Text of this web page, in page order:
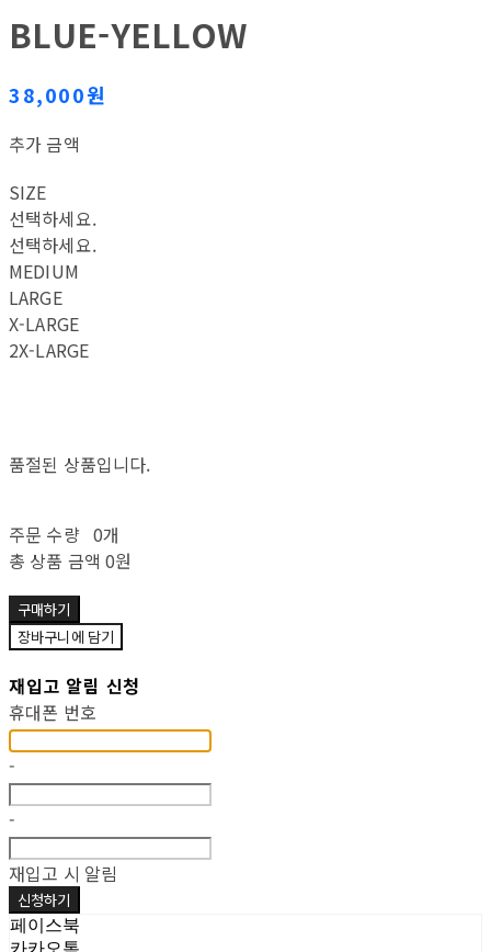
BLUE-YELLOW
38,000원
추가 금액
SIZE
선택하세요.
선택하세요.
MEDIUM
LARGE
X-LARGE
2X-LARGE
품절된 상품입니다.
주문 수량 0개
총 상품 금액 0원
구매하기
장바구니에 담기
재입고 알림 신청
휴대폰 번호
-
-
재입고 시 알림
신청하기
페이스북
카카오톡